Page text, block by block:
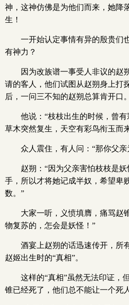
神，这神仿佛是为他们而来，她降
生！
一开始认定事情有异的殷贵们
有神力？
因为改族谱一事受人非议的赵
请的客人，他们试图从赵朔身上打
后，一问三不知的赵朔总算肯开口。
他说：“枝枝出生的时候，曾
草木突然复生，天空有彩鸟衔玉而
众人震住，有人问：“那你父
赵朔：“因为父亲害怕枝枝是
手，所以才将她记成半奴，希望卑
数。”
大家一听，义愤填膺，痛骂赵
物复苏的，怎会是妖怪！”
酒宴上赵朔的话迅速传开，所
赵姬出生时的“真相”。
这样的“真相”虽然无法印证，
锥已经死了，他们总不能让一个死